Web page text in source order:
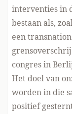
interventies in
bestaan als,
een
congres in
Het doel van
worden in die
positief